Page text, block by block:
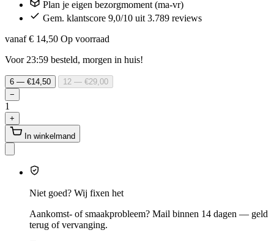
Plan je eigen bezorgmoment (ma-vr)
Gem. klantscore 9,0/10 uit 3.789 reviews
vanaf € 14,50 Op voorraad
Voor 23:59 besteld, morgen in huis!
6 — €14,50
12 — €29,00
−
1
+
In winkelmand
Niet goed? Wij fixen het
Aankomst- of smaakprobleem? Mail binnen 14 dagen — geld
terug of vervanging.